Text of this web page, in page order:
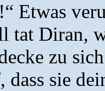
Etwas
tat Diran,
zu
dass sie